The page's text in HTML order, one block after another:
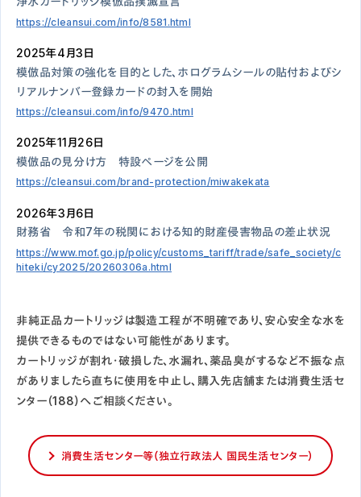
https://cleansui.com/info/8581.html
2025年4月3日
模倣品対策の強化を目的とした、ホログラムシールの貼付およびシ
リアルナンバー登録カードの封入を開始
https://cleansui.com/info/9470.html
2025年11月26日
模倣品の見分け方 特設ページを公開
https://cleansui.com/brand-protection/miwakekata
2026年3月6日
財務省 令和7年の税関における知的財産侵害物品の差止状況
https://www.mof.go.jp/policy/customs_tariff/trade/safe_society/c
hiteki/cy2025/20260306a.html
非純正品カートリッジは製造工程が不明確であり、安心安全な水を
提供できるものではない可能性があります。
カートリッジが割れ・破損した、水漏れ、薬品臭がするなど不振な点
がありましたら直ちに使用を中止し、購入先店舗または消費生活セ
ンター（188）へご相談ください。
消費生活センター等（独立行政法人 国民生活センター）